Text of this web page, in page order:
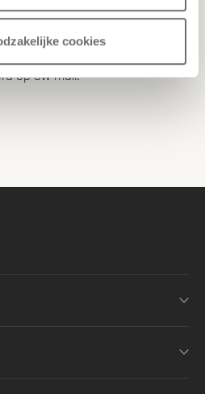
cookies
is mogelijk door een mail te
op uw mail.